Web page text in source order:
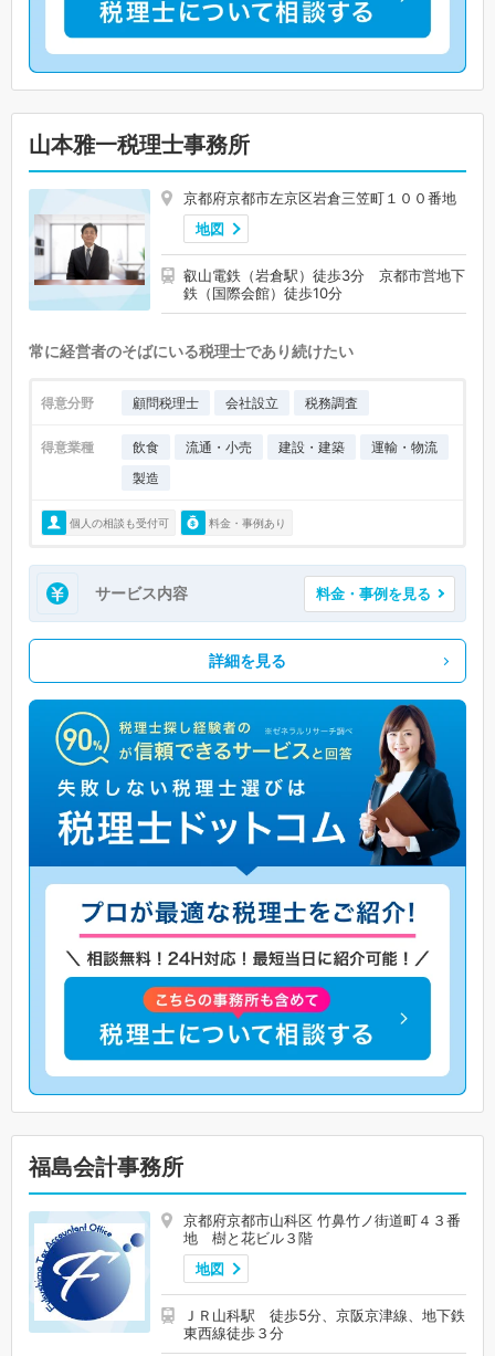
山本雅一税理士事務所
京都府京都市左京区岩倉三笠町１００番地
地図
叡山電鉄（岩倉駅）徒歩3分 京都市営地下
鉄（国際会館）徒歩10分
常に経営者のそばにいる税理士であり続けたい
得意分野 顧問税理士 会社設立 税務調査
得意業種 飲食 流通・小売 建設・建築
運輸・物流
製造
個人の相談も受付可 料金・事例あり
サービス内容 料金・事例を見る
詳細を見る
福島会計事務所
京都府京都市山科区 竹鼻竹ノ街道町４３番
地 樹と花ビル３階
地図
ＪＲ山科駅 徒歩5分、京阪京津線、地下鉄
東西線徒歩３分